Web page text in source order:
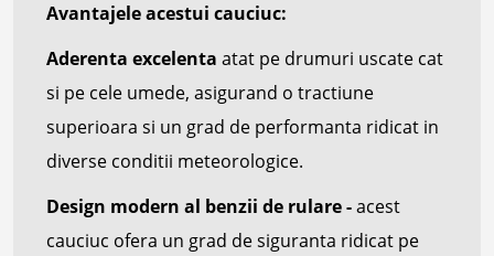
Avantajele acestui cauciuc:
Aderenta excelenta atat pe drumuri uscate cat
si pe cele umede, asigurand o tractiune
superioara si un grad de performanta ridicat in
diverse conditii meteorologice.
Design modern al benzii de rulare -acest
cauciuc ofera un grad de siguranta ridicat pe